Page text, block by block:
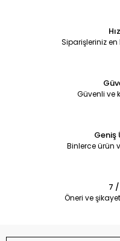
Siparişleriniz en
Güvenli ve
Geniş
Binlerce ürün
7 /
Öneri ve